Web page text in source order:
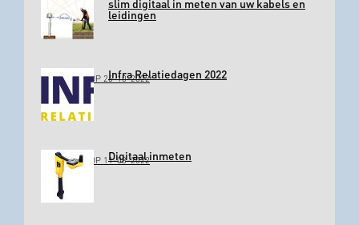
slim digitaal in meten van uw kabels en
leidingen
GEPLAATST OP 26-10-2022Infra Relatiedagen 2022
GEPLAATST OP 11-03-2022Digitaal inmeten